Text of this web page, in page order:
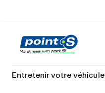
contenu
principal
Entretenir votre véhicule